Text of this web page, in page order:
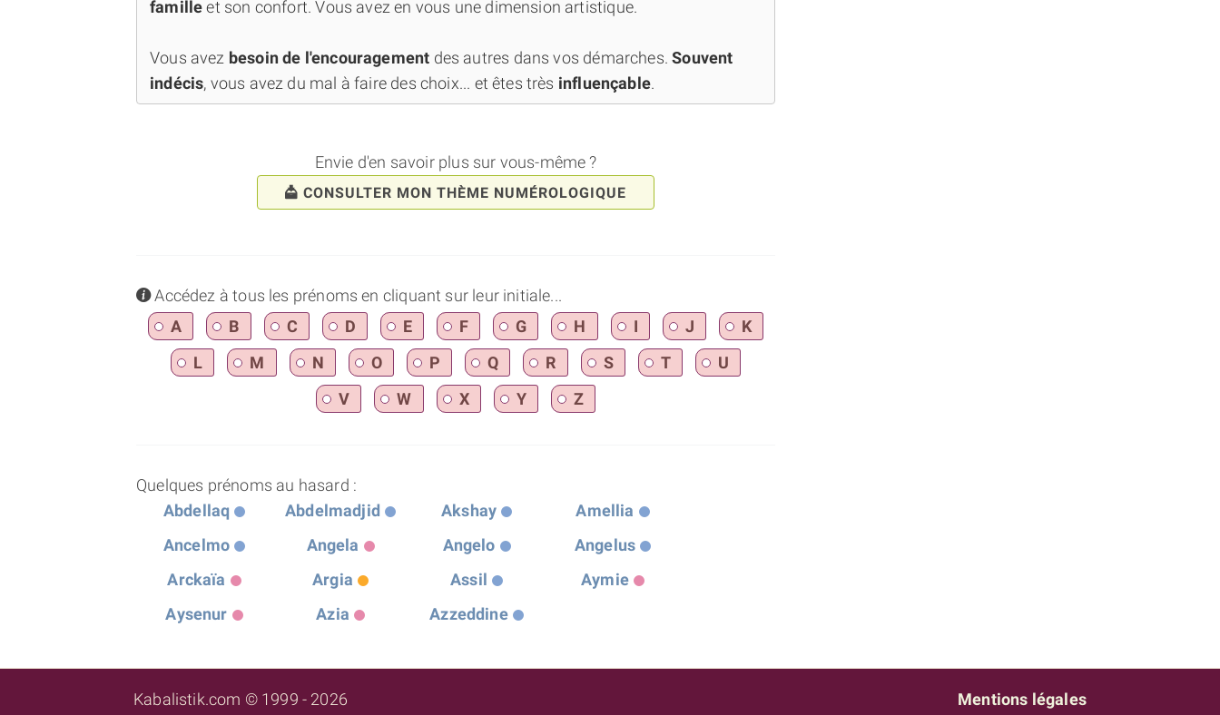
familleet son confort. Vous avez en vous une dimension artistique.
Vous avez besoin de l'encouragement des autres dans vos démarches.Souvent
indécis, vous avez du mal à faire des choix... et êtes très influençable.
Envie d'en savoir plus sur vous-même ?
CONSULTER MON THÈME NUMÉROLOGIQUE
infoAccédez à tous les prénoms en cliquant sur leur initiale...
A
B C D E F G H I J
K
L
M N O P Q R S T
U
V
W X Y Z
Quelques prénoms au hasard :
Abdellaq
Abdelmadjid Akshay
Amellia
Ancelmo
Angela Angelo
Angelus
Arckaïa
Argia Assil
Aymie
Aysenur
Azia Azzeddine
Kabalistik.com © 1999 - 2026 Mentions légales